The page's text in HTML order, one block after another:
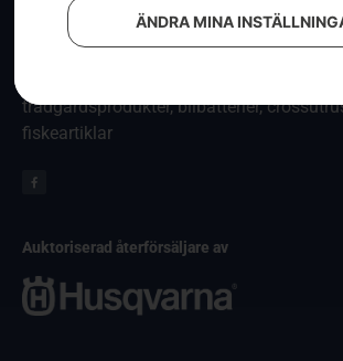
ÄNDRA MINA
KA-Fritid
trädgårdsprodukter, bilbatterier,
fiskeartiklar
Auktoriserad återförsäljare av